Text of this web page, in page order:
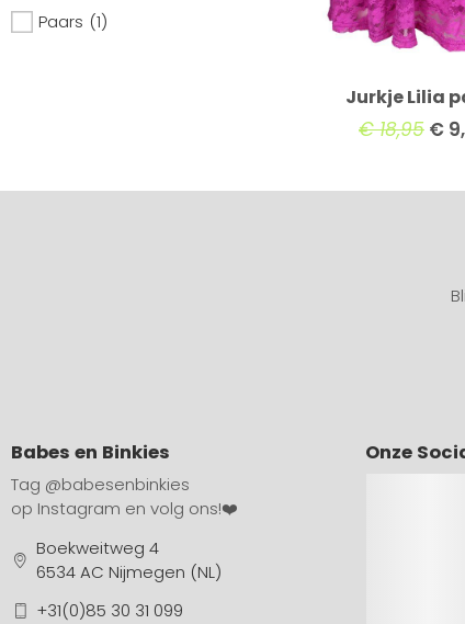
Paars (1)
Jurkje Lilia
€18,95 €
Babes en Binkies
Tag @babesenbinkies
op Instagram en volg ons!❤️
Boekweitweg 4
6534 AC Nijmegen (NL)
+31(0)85 30 31 099
Onze